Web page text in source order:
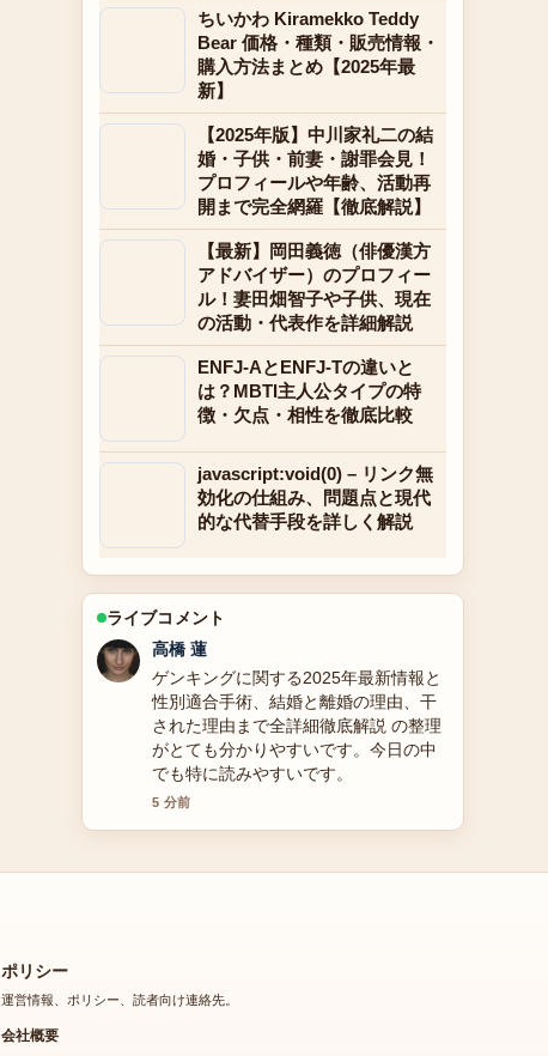
ちいかわ Kiramekko Teddy
Bear 価格・種類・販売情報・
購入方法まとめ【2025年最
新】
【2025年版】中川家礼二の結
婚・子供・前妻・謝罪会見！
プロフィールや年齢、活動再
開まで完全網羅【徹底解説】
【最新】岡田義徳（俳優漢方
アドバイザー）のプロフィー
ル！妻田畑智子や子供、現在
の活動・代表作を詳細解説
ENFJ-AとENFJ-Tの違いと
は？MBTI主人公タイプの特
徴・欠点・相性を徹底比較
javascript:void(0) – リンク無
効化の仕組み、問題点と現代
的な代替手段を詳しく解説
ライブコメント
佐藤 遥
【2025年】別所哲也の現在：59歳・結
婚・子供・J-WAVEラジオ休止理由とプ
ロフィールを徹底解説 を追っています
が、この解説は落ち着いていて信頼で
きます。
7 分前
ポリシー
運営情報、ポリシー、読者向け連絡先。
会社概要